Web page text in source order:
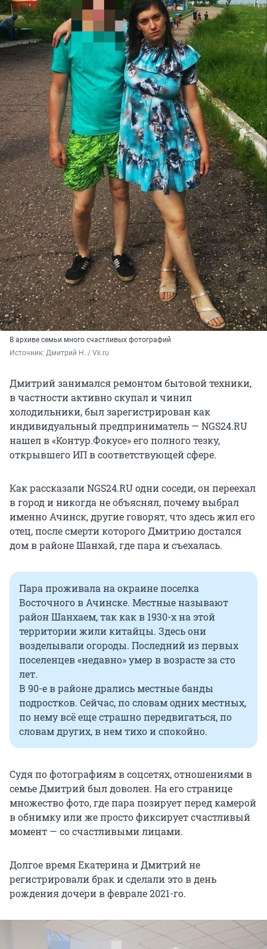
В архиве семьи много счастливых фотографий
Источник: Дмитрий Н. / Vk.ru
Дмитрий занимался ремонтом бытовой техники,
в частности активно скупал и чинил
холодильники, был зарегистрирован как
индивидуальный предприниматель — NGS24.RU
нашел в «Контур.Фокусе» его полного тезку,
открывшего ИП в соответствующей сфере.
Как рассказали NGS24.RU одни соседи, он переехал
в город и никогда не объяснял, почему выбрал
именно Ачинск, другие говорят, что здесь жил его
отец, после смерти которого Дмитрию достался
дом в районе Шанхай, где пара и съехалась.
Пара проживала на окраине поселка
Восточного в Ачинске. Местные называют
район Шанхаем, так как в 1930-х на этой
территории жили китайцы. Здесь они
возделывали огороды. Последний из первых
поселенцев «недавно» умер в возрасте за сто
лет.
В 90-е в районе дрались местные банды
подростков. Сейчас, по словам одних местных,
по нему всё еще страшно передвигаться, по
словам других, в нем тихо и спокойно.
Судя по фотографиям в соцсетях, отношениями в
семье Дмитрий был доволен. На его странице
множество фото, где пара позирует перед камерой
в обнимку или же просто фиксирует счастливый
момент — со счастливыми лицами.
Долгое время Екатерина и Дмитрий не
регистрировали брак и сделали это в день
рождения дочери в феврале 2021-го.